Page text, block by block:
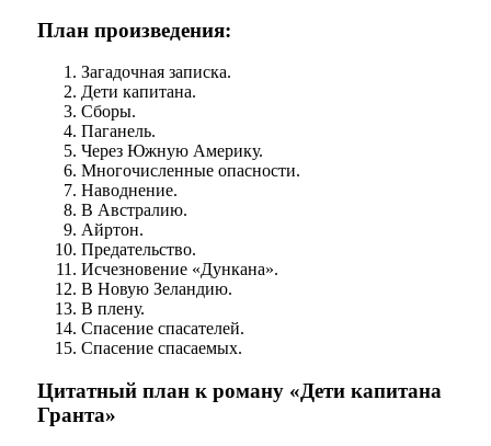
План произведения:
Загадочная записка.
Дети капитана.
Сборы.
Паганель.
Через Южную Америку.
Многочисленные опасности.
Наводнение.
В Австралию.
Айртон.
Предательство.
Исчезновение «Дункана».
В Новую Зеландию.
В плену.
Спасение спасателей.
Спасение спасаемых.
Цитатный план к роману «Дети капитана
Гранта»